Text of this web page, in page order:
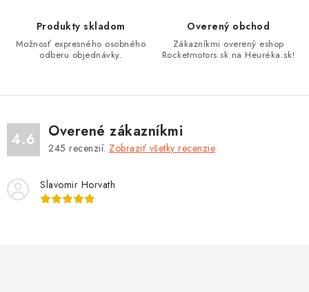
y
ý
p
i
s
u
Produkty skladom
Možnosť expresného osobného
odberu objednávky.
Overený obchod
Zákazníkmi overený eshop
Rocketmotors.sk na Heuréka.sk!
4.6 Overené zákazníkmi
245 recenzií. Zobraziť všetky recenzie
Slavomir Horvath